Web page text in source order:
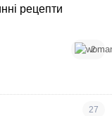
рецепти
2
27